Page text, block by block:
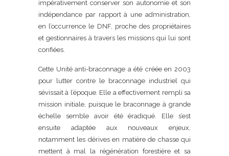
impérativement conserver son autonomie et son
indépendance par rapport à une administration,
en l’occurrence le DNF, proche des propriétaires
et gestionnaires à travers les missions qui lui sont
confiées.
Cette Unité anti-braconnage a été créée en 2003
pour lutter contre le braconnage industriel qui
sévissait à l’époque. Elle a effectivement rempli sa
mission initiale, puisque le braconnage à grande
échelle semble avoir été éradiqué. Elle s’est
ensuite adaptée aux nouveaux enjeux,
notamment les dérives en matière de chasse qui
mettent à mal la régénération forestière et sa